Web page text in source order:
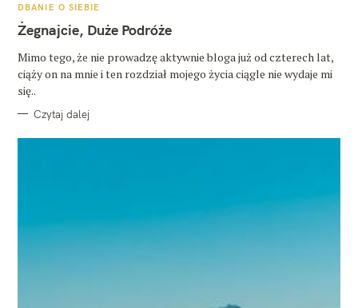
K
T
E
O
R
I
DBANIE O SIEBIE
Żegnajcie, Duże Podróże
Mimo tego, że nie prowadzę aktywnie bloga już od czterech lat,
ciąży on na mnie i ten rozdział mojego życia ciągle nie wydaje mi
się..
Czytaj dalej